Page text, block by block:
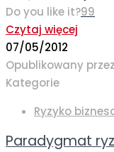
Do you like it?99
Czytaj więcej
07/05/2012
Opublikowany przez
Kategorie
Ryzyko
Paradygmat